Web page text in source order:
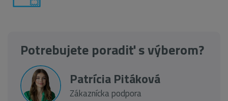
Potrebujete poradiť s výberom?
Patrícia Pitáková
Zákaznícka podpora